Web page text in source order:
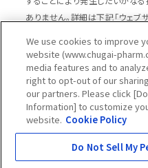
ありません。詳細は下記「ウェブ
サイトマップ
個人情報の取扱いのご案内
推奨閲覧環境
Copyright © Chugai
We use cookies to improve
website (www.chugai-
media features and to
right to opt-out of our
our partners. Please click
Information] to customize
website. Cookie Policy
Do Not Sell My